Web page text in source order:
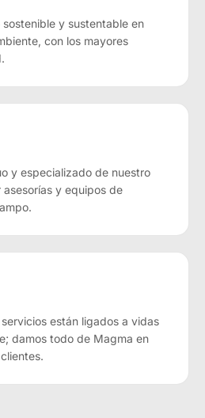
sostenible y sustentable en
con los mayores
y especializado de nuestro
y equipos de
están ligados a vidas
damos todo de Magma en